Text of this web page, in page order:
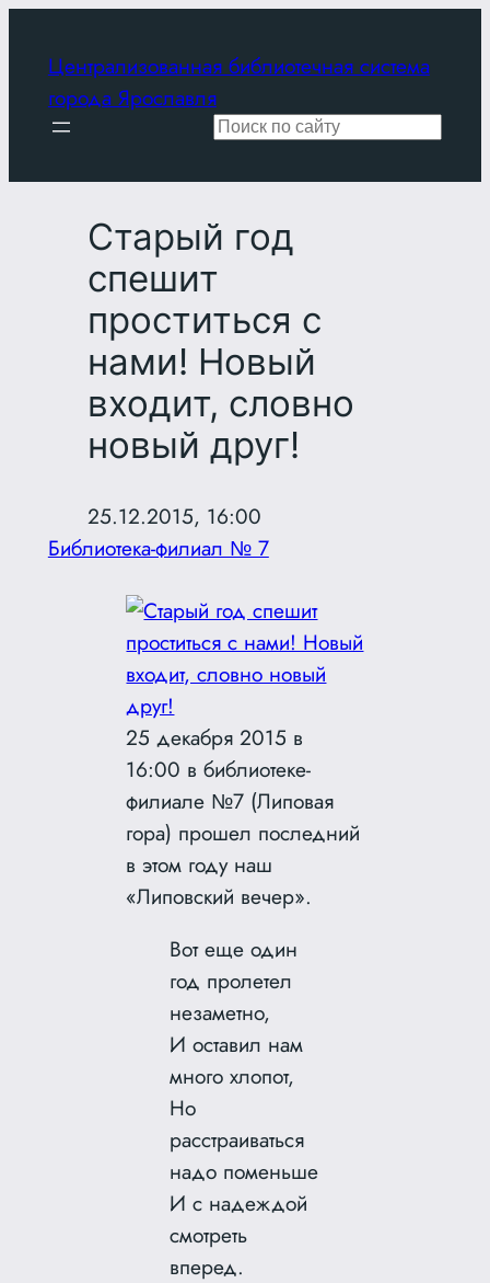
содержимому
Централизованная библиотечная система
города Ярославля
Поиск
Старый год
спешит
проститься с
нами! Новый
входит, словно
новый друг!
25.12.2015, 16:00
Библиотека-филиал № 7
25 декабря 2015 в
16:00 в библиотеке-
филиале №7 (Липовая
гора) прошел последний
в этом году наш
«Липовский вечер».
Вот еще один
год пролетел
незаметно,
И оставил нам
много хлопот,
Но
расстраиваться
надо поменьше
И с надеждой
смотреть
вперед.